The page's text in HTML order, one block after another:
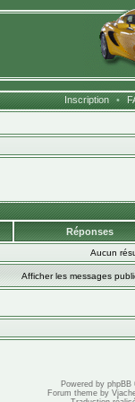
Inscription •
Réponses
Aucun
Afficher les messages
Powered by phpBB
Forum theme by